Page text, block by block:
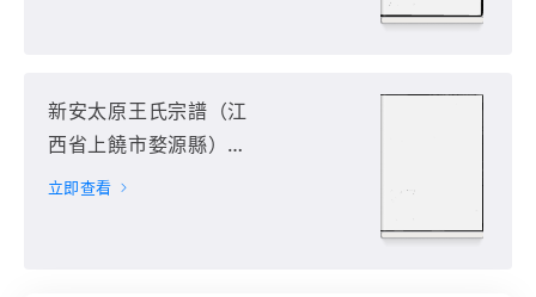
新安太原王氏宗譜（江
西省上饒市婺源縣）第
3册
立即查看